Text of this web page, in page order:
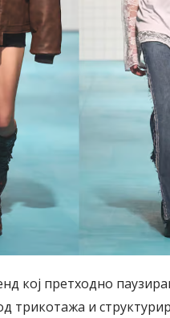
кој претходно
трикотажа и